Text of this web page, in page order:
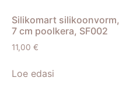
Silikomart silikoonvorm,
7 cm poolkera, SF002
11,00 €
Loe edasi